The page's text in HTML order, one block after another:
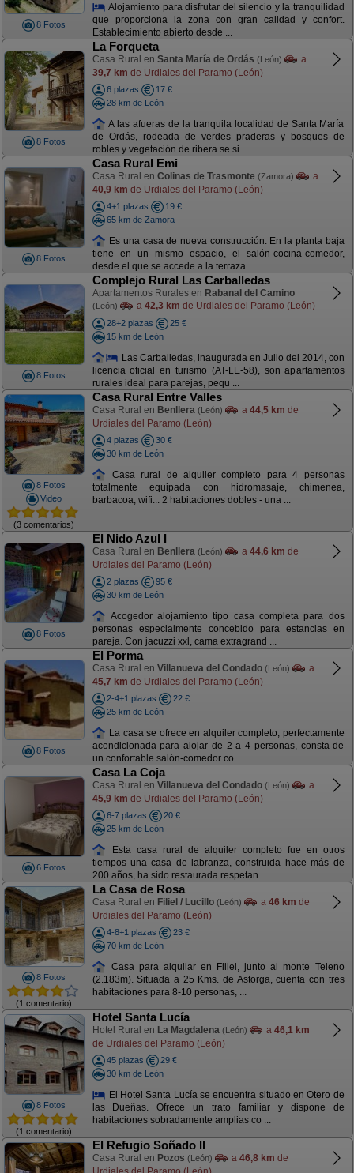
8 Fotos
Alojamiento para disfrutar del silencio y la tranquilidad
que proporciona la zona con gran calidad y confort.
Establecimiento abierto desde ...
8 Fotos
La Forqueta
Casa Rural en Santa María de Ordás (León)
a
39,7 km de Urdiales del Paramo (León)
6 plazas
17 €
28 km de León
A las afueras de la tranquila localidad de Santa María
de Ordás, rodeada de verdes praderas y bosques de
robles y vegetación de ribera se si ...
8 Fotos
Casa Rural Emi
Casa Rural en Colinas de Trasmonte (Zamora)
a
40,9 km de Urdiales del Paramo (León)
4+1 plazas
19 €
65 km de Zamora
Es una casa de nueva construcción. En la planta baja
tiene en un mismo espacio, el salón-cocina-comedor,
desde el que se accede a la terraza ...
8 Fotos
Complejo Rural Las Carballedas
Apartamentos Rurales en Rabanal del Camino
(León) a 42,3 km de Urdiales del Paramo (León)
28+2 plazas
25 €
15 km de León
Las Carballedas, inaugurada en Julio del 2014, con
licencia oficial en turismo (AT-LE-58), son apartamentos
rurales ideal para parejas, pequ ...
8 Fotos
Video
(3 comentarios)
Casa Rural Entre Valles
Casa Rural en Benllera (León) a 44,5 km de
Urdiales del Paramo (León)
4 plazas
30 €
30 km de León
Casa rural de alquiler completo para 4 personas
totalmente equipada con hidromasaje, chimenea,
barbacoa, wifi... 2 habitaciones dobles - una ...
8 Fotos
El Nido Azul I
Casa Rural en Benllera (León) a 44,6 km de
Urdiales del Paramo (León)
2 plazas
95 €
30 km de León
Acogedor alojamiento tipo casa completa para dos
personas especialmente concebido para estancias en
pareja. Con jacuzzi xxl, cama extragrand ...
8 Fotos
El Porma
Casa Rural en Villanueva del Condado (León)
a
45,7 km de Urdiales del Paramo (León)
2-4+1 plazas
22 €
25 km de León
La casa se ofrece en alquiler completo, perfectamente
acondicionada para alojar de 2 a 4 personas, consta de
un confortable salón-comedor co ...
6 Fotos
Casa La Coja
Casa Rural en Villanueva del Condado (León)
a
45,9 km de Urdiales del Paramo (León)
6-7 plazas
20 €
25 km de León
Esta casa rural de alquiler completo fue en otros
tiempos una casa de labranza, construida hace más de
200 años, ha sido restaurada respetan ...
8 Fotos
(1 comentario)
La Casa de Rosa
Casa Rural en Filiel / Lucillo (León) a 46 km de
Urdiales del Paramo (León)
4-8+1 plazas
23 €
70 km de León
Casa para alquilar en Filiel, junto al monte Teleno
(2.183m). Situada a 25 Kms. de Astorga, cuenta con tres
habitaciones para 8-10 personas, ...
8 Fotos
(1 comentario)
Hotel Santa Lucía
Hotel Rural en La Magdalena (León) a 46,1 km
de Urdiales del Paramo (León)
45 plazas
29 €
30 km de León
El Hotel Santa Lucía se encuentra situado en Otero de
las Dueñas. Ofrece un trato familiar y dispone de
habitaciones sobradamente amplias co ...
El Refugio Soñado II
Casa Rural en Pozos (León) a 46,8 km de